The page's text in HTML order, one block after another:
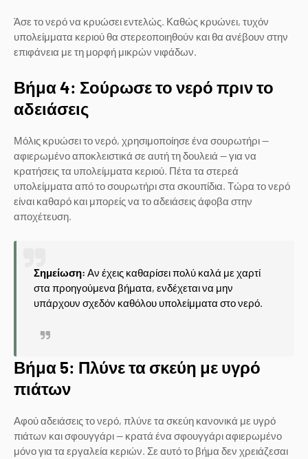
Άσε το νερό να κρυώσει εντελώς. Καθώς κρυώνει, τυχόν
υπολείμματα κεριού θα στερεοποιηθούν και θα ανέβουν στην
επιφάνεια με τη μορφή μικρών νιφάδων.
Βήμα 4: Σούρωσε το νερό πριν το
αδειάσεις
Μόλις κρυώσει το νερό, χρησιμοποίησε ένα σουρωτήρι —
αφιερωμένο αποκλειστικά σε αυτή τη δουλειά — για να
κρατήσεις τα υπολείμματα κεριού. Πέτα τα στερεά
υπολείμματα από το σουρωτήρι στα σκουπίδια. Τώρα το νερό
είναι καθαρό και μπορείς να το αδειάσεις άφοβα στην
αποχέτευση.
Σημείωση: Αν έχεις καθαρίσει πολύ καλά με χαρτί
στα προηγούμενα βήματα, ενδέχεται να μην
υπάρχουν σχεδόν καθόλου υπολείμματα στο νερό.
Βήμα 5: Πλύνε τα σκεύη με υγρό
πιάτων
Αφού αδειάσεις το νερό, πλύνε τα σκεύη κανονικά με υγρό
πιάτων και σφουγγάρι — κρατά ένα σφουγγάρι αφιερωμένο
μόνο για τα εργαλεία κεριών. Σε αυτό το βήμα δεν χρειάζεσαι